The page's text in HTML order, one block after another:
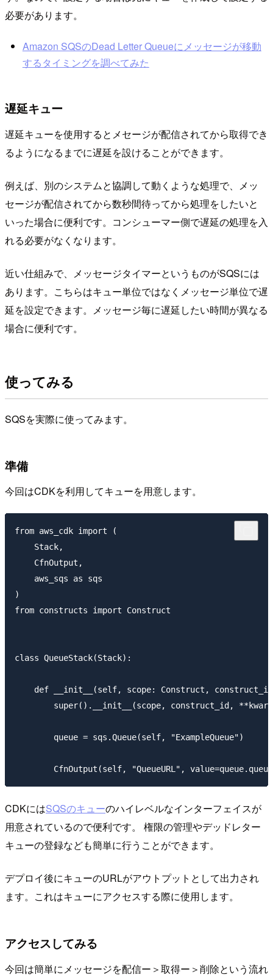
必要があります。
Amazon SQSのDead Letter Queueにメッセージが移動
するタイミングを調べてみた
遅延キュー
遅延キューを使用するとメセージが配信されてから取得でき
るようになるまでに遅延を設けることができます。
例えば、別のシステムと協調して動くような処理で、メッ
セージが配信されてから数秒間待ってから処理をしたいと
いった場合に便利です。コンシューマー側で遅延の処理を入
れる必要がなくなります。
近い仕組みで、メッセージタイマーというものがSQSには
あります。こちらはキュー単位ではなくメッセージ単位で遅
延を設定できます。メッセージ毎に遅延したい時間が異なる
場合に便利です。
使ってみる
SQSを実際に使ってみます。
準備
今回はCDKを利用してキューを用意します。
from aws_cdk import (
    Stack,
    CfnOutput,
    aws_sqs as sqs
)
from constructs import Construct
class QueueStack(Stack):
def __init__(self, scope: Construct,
super().__init__(scope, construct_id,
        queue = sqs.Queue(self, "ExampleQueue")
CDKにはSQSのキューのハイレベルなインターフェイスが
用意されているので便利です。 権限の管理やデッドレター
キューの登録なども簡単に行うことができます。
デプロイ後にキューのURLがアウトプットとして出力され
ます。これはキューにアクセスする際に使用します。
アクセスしてみる
今回は簡単にメッセージを配信ー＞取得ー＞削除という流れ